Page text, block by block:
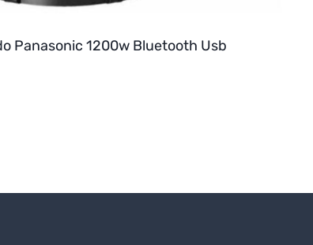
Panasonic 1200w Bluetooth Usb